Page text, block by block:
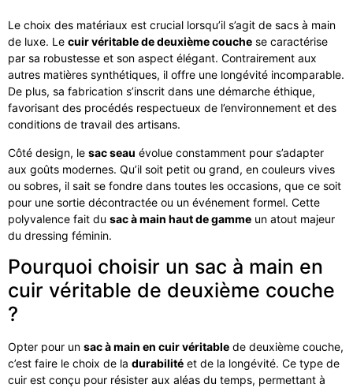
Le choix des matériaux est crucial lorsqu’il s’agit de sacs à main
de luxe. Le cuir véritable de deuxième couche se caractérise
par sa robustesse et son aspect élégant. Contrairement aux
autres matières synthétiques, il offre une longévité incomparable.
De plus, sa fabrication s’inscrit dans une démarche éthique,
favorisant des procédés respectueux de l’environnement et des
conditions de travail des artisans.
Côté design, le sac seau évolue constamment pour s’adapter
aux goûts modernes. Qu’il soit petit ou grand, en couleurs vives
ou sobres, il sait se fondre dans toutes les occasions, que ce soit
pour une sortie décontractée ou un événement formel. Cette
polyvalence fait du sac à main haut de gamme un atout majeur
du dressing féminin.
Pourquoi choisir un sac à main en
cuir véritable de deuxième couche
?
Opter pour un sac à main en cuir véritable de deuxième couche,
c’est faire le choix de la durabilité et de la longévité. Ce type de
cuir est conçu pour résister aux aléas du temps, permettant à